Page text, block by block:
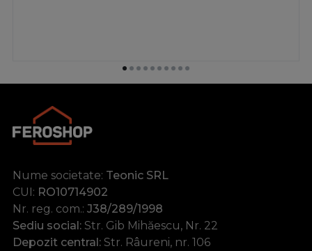
Nume societate: Teonic SRL
CUI: RO10714902
Nr. reg. com.: J38/289/1998
Sediu social: Str. Gib Mihăescu, Nr. 22
Depozit central: Str. Râureni, nr. 106